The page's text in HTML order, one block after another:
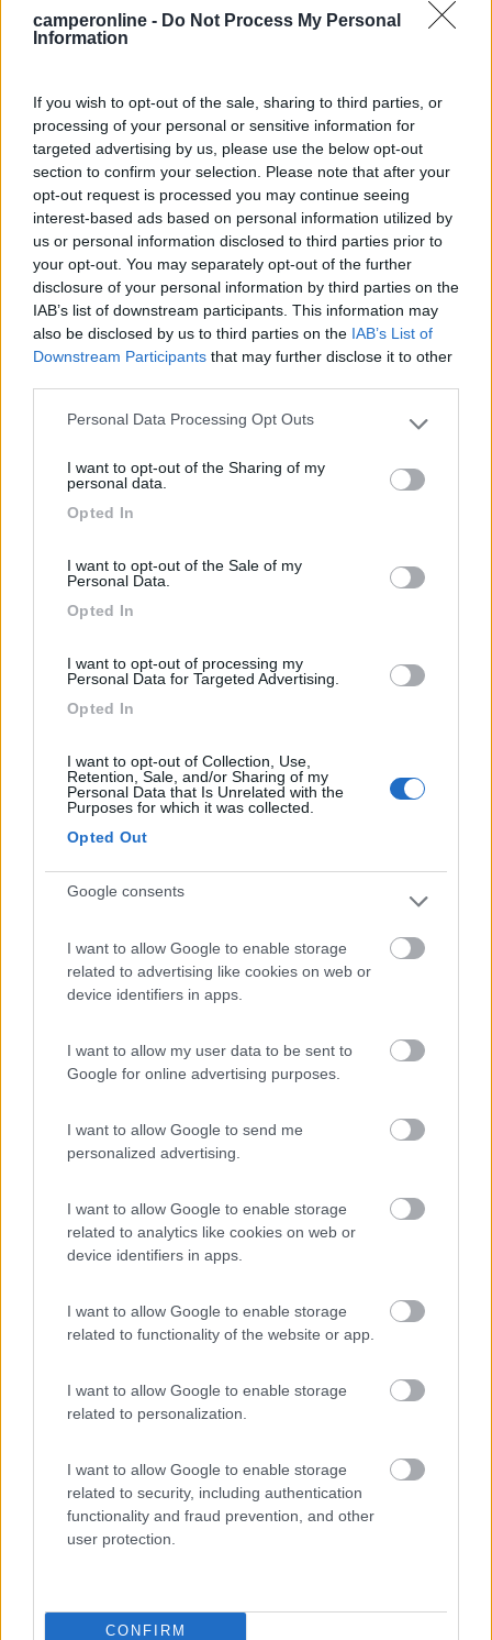
camperonline - Do Not Process My Personal
Information
If you wish to opt-out of the sale, sharing to third parties, or
processing of your personal or sensitive information for
targeted advertising by us, please use the below opt-out
section to confirm your selection. Please note that after your
opt-out request is processed you may continue seeing
interest-based ads based on personal information utilized by
us or personal information disclosed to third parties prior to
your opt-out. You may separately opt-out of the further
disclosure of your personal information by third parties on the
IAB’s list of downstream participants. This information may
also be disclosed by us to third parties on the IAB’s List of
Downstream Participants that may further disclose it to other
Please note that this website/app uses one or more Google
not limited to your visit or usage behaviour. You may click to
grant or deny consent to Google and its third-party tags to
use your data for below specified purposes in below Google
Personal Data Processing Opt Outs
I want to opt-out of the Sharing of my
personal data.
Opted In
I want to opt-out of the Sale of my
Personal Data.
Opted In
I want to opt-out of processing my
Personal Data for Targeted Advertising.
Opted In
I want to opt-out of Collection, Use,
Retention, Sale, and/or Sharing of my
Personal Data that Is Unrelated with the
Purposes for which it was collected.
Opted Out
Google consents
I want to allow Google to enable storage
related to advertising like cookies on web or
device identifiers in apps.
I want to allow my user data to be sent to
Google for online advertising purposes.
I want to allow Google to send me
personalized advertising.
I want to allow Google to enable storage
related to analytics like cookies on web or
device identifiers in apps.
I want to allow Google to enable storage
related to functionality of the website or app.
I want to allow Google to enable storage
related to personalization.
I want to allow Google to enable storage
related to security, including authentication
functionality and fraud prevention, and other
user protection.
CONFIRM
Area di sosta (PS)
Az. Agricola Abbona Sergio Cà Neuva
8,1 7
Servizi / Posizione
L'azienda vitivinicola "Cà Neuva" è situata nel cuore d...
Dogliani (CN) - 60.7km
Area di sosta (AA)
Azienda agricola Cascina Piana
Servizi / Posizione
Area predisposta per circa 60 camper, energia elettrica,
Borgata S. Grato, 8A
Cascina La Commenda
10 1
Servizi / Posizione
alberat...